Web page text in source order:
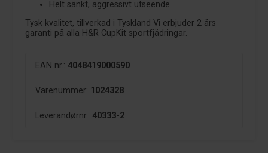
Helt sänkt, aggressivt utseende
Tysk kvalitet, tillverkad i Tyskland Vi erbjuder 2 års
garanti på alla H&R CupKit sportfjädringar.
EAN nr.: 4048419000590
Varenummer: 1024328
Leverandørnr.: 40333-2